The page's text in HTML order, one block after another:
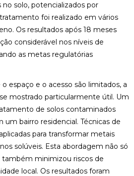
solo, potencializados por
foi realizado em vários
Os resultados após 18 meses
considerável nos níveis de
as metas regulatórias
espaço e o acesso são limitados, a
mostrado particularmente útil. Um
de solos contaminados
bairro residencial. Técnicas de
para transformar metais
solúveis. Esta abordagem não só
também minimizou riscos de
local. Os resultados foram